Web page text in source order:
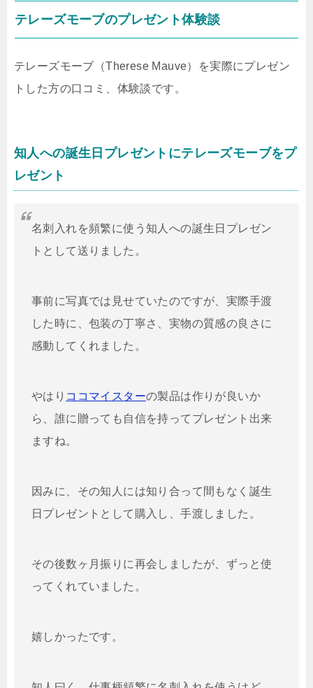
テレーズモーブのプレゼント体験談
テレーズモーブ（Therese Mauve）を実際にプレゼン
トした方の口コミ、体験談です。
知人への誕生日プレゼントにテレーズモーブをプ
レゼント
名刺入れを頻繁に使う知人への誕生日プレゼン
トとして送りました。
事前に写真では見せていたのですが、実際手渡
した時に、包装の丁寧さ、実物の質感の良さに
感動してくれました。
やはり ココマイスターの製品は作りが良いか
ら、誰に贈っても自信を持ってプレゼント出来
ますね。
因みに、その知人には知り合って間もなく誕生
日プレゼントとして購入し、手渡しました。
その後数ヶ月振りに再会しましたが、ずっと使
ってくれていました。
嬉しかったです。